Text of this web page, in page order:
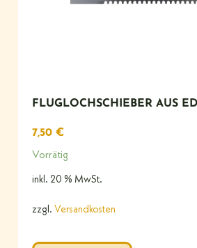
FLUGLOCHSCHIEBER AUS
7,50 €
Vorrätig
inkl. 20 % MwSt.
zzgl. Versandkosten